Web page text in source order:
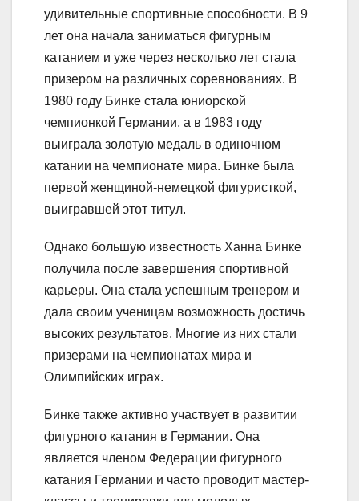
удивительные спортивные способности. В 9
лет она начала заниматься фигурным
катанием и уже через несколько лет стала
призером на различных соревнованиях. В
1980 году Бинке стала юниорской
чемпионкой Германии, а в 1983 году
выиграла золотую медаль в одиночном
катании на чемпионате мира. Бинке была
первой женщиной-немецкой фигуристкой,
выигравшей этот титул.
Однако большую известность Ханна Бинке
получила после завершения спортивной
карьеры. Она стала успешным тренером и
дала своим ученицам возможность достичь
высоких результатов. Многие из них стали
призерами на чемпионатах мира и
Олимпийских играх.
Бинке также активно участвует в развитии
фигурного катания в Германии. Она
является членом Федерации фигурного
катания Германии и часто проводит мастер-